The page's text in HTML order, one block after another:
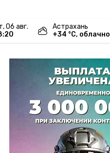
06 авг.
Астрахань
+34 °С, облачно